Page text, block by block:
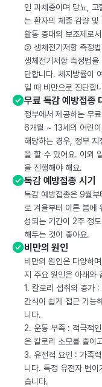
인 과체중이며 당뇨,
는 환자의 체중 감량 및
활동 증대의 보조제로
② 생체전기저항 측정
생체전기저항 측정법
단합니다. 체지방률이
일 때 비만으로 진단합
무료 독감 예방접종
정부에서 제공하는 무
6개월 ~ 13세의 어린
해당하는 경우, 정부
을 할 수 있어요. 이외
을 진행해야 해요.
독감 예방접종 시기
독감 예방접종은 9월
로 겨울부터 이른 봄에
성되는 기간이 2주 정
해두는 것이 좋아요.
비만의 원인
비만의 원인은 다양하
지 주요 원인은 아래와
1. 칼로리 섭취의 증가 :
간식이 쉽게 접근 가능
니다.
2. 운동 부족 : 적극적
은 칼로리 소모를 줄이
3. 유전적 요인 : 가족
니다. 특정 유전자 변
습니다.